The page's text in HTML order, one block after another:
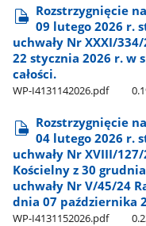
Rozstrzygnięcie
09 lutego 2026 r.
uchwały Nr XXXI/
22 stycznia 2026 r. w
całości.
WP-I4131142026.pdf
Rozstrzygnięcie
04 lutego 2026 r.
uchwały Nr XVIII/
Kościelny z 30
uchwały Nr V/45/24
dnia 07 października
WP-I4131152026.pdf